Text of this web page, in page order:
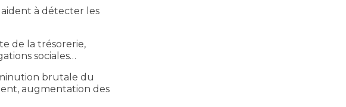
à détecter les
de la trésorerie,
sociales…
brutale du
augmentation des